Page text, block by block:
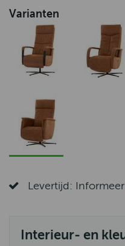
Varianten
Levertijd:
Interieur- en